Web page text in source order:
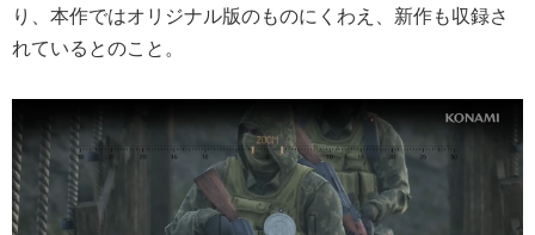
り、本作ではオリジナル版のものにくわえ、新作も収録さ
れているとのこと。